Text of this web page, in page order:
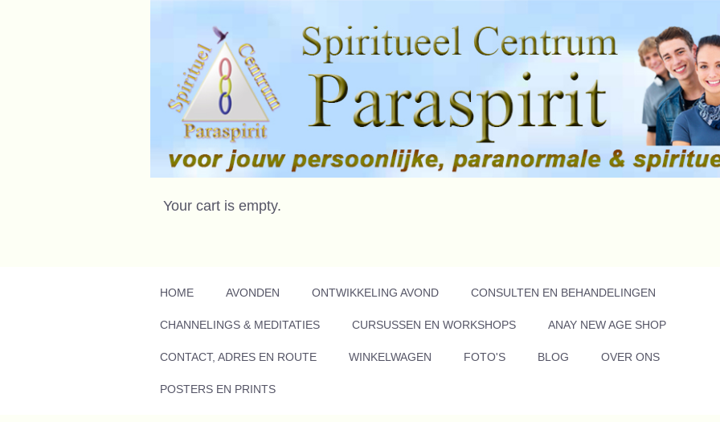
Your cart is empty.
HOME AVONDEN ONTWIKKELING AVOND CONSULTEN EN BEHANDELINGEN
CHANNELINGS & MEDITATIES CURSUSSEN EN WORKSHOPS ANAY NEW AGE SHOP
CONTACT, ADRES EN ROUTE WINKELWAGEN FOTO'S BLOG OVER ONS
POSTERS EN PRINTS